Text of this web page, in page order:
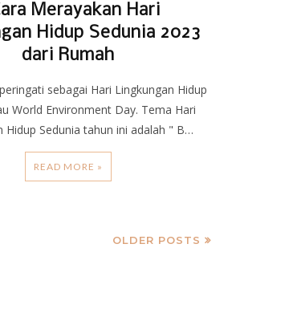
Merayakan Hari
Hidup Sedunia 2023
dari Rumah
sebagai Hari Lingkungan Hidup
World Environment Day. Tema Hari
Hidup Sedunia tahun ini adalah " B…
READ MORE »
OLDER POSTS